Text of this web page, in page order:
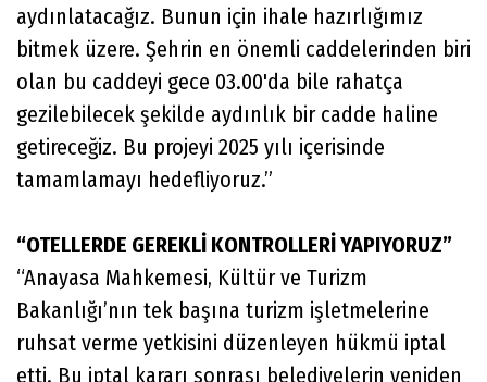
aydınlatacağız. Bunun için ihale hazırlığımız
bitmek üzere. Şehrin en önemli caddelerinden biri
olan bu caddeyi gece 03.00'da bile rahatça
gezilebilecek şekilde aydınlık bir cadde haline
getireceğiz. Bu projeyi 2025 yılı içerisinde
tamamlamayı hedefliyoruz.”
“OTELLERDE GEREKLİ KONTROLLERİ YAPIYORUZ”
“Anayasa Mahkemesi, Kültür ve Turizm
Bakanlığı’nın tek başına turizm işletmelerine
ruhsat verme yetkisini düzenleyen hükmü iptal
etti. Bu iptal kararı sonrası belediyelerin yeniden